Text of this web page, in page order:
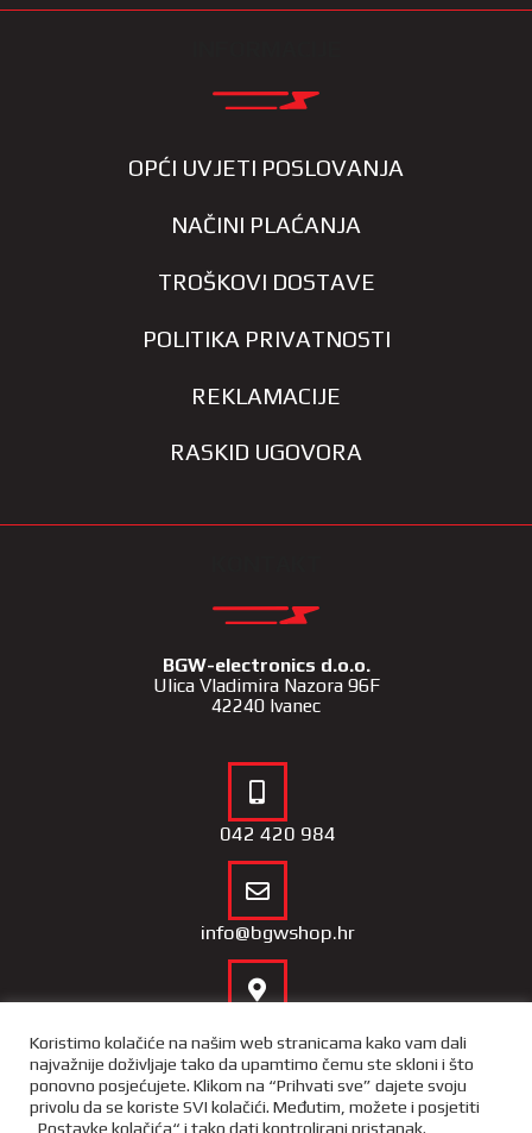
OPĆI UVJETI POSLOVANJA
NAČINI PLAĆANJA
TROŠKOVI DOSTAVE
POLITIKA PRIVATNOSTI
REKLAMACIJE
RASKID UGOVORA
BGW-electronics d.o.o.
Ulica Vladimira Nazora 96F
42240 Ivanec
042 420 984
info@bgwshop.hr
Koristimo kolačiće na našim web stranicama kako vam dali
najvažnije doživljaje tako da upamtimo čemu ste skloni i što
ponovno posjećujete. Klikom na “Prihvati sve” dajete svoju
privolu da se koriste SVI kolačići. Međutim, možete i posjetiti
„Postavke kolačića“ i tako dati kontrolirani pristanak.